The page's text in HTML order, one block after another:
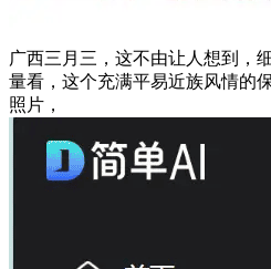
广西三月三，这不由让人想到，
量看，这个充满平易近族风情的
照片，